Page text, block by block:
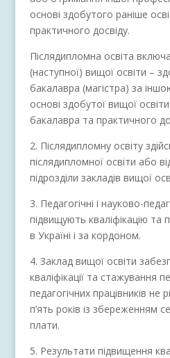
основі здобутого раніше
практичного досвіду.
Післядипломна освіта
(наступної) вищої освіти –
бакалавра (магістра) за
основі здобутої вищої
бакалавра та практичного
2. Післядипломну освіту
післядипломної освіти або
підрозділи закладів вищої
3. Педагогічні і науково-
підвищують кваліфікацію та
в Україні і за кордоном.
4. Заклад вищої освіти
кваліфікації та стажування
педагогічних працівників не
п’ять років із збереженням
плати.
5. Результати підвищення